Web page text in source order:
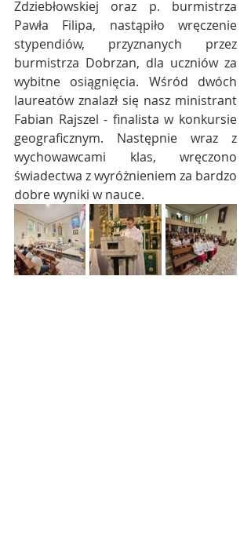
Zdziebłowskiej oraz p. burmistrza
Pawła Filipa, nastąpiło wręczenie
stypendiów, przyznanych przez
burmistrza Dobrzan, dla uczniów za
wybitne osiągnięcia. Wśród dwóch
laureatów znalazł się nasz ministrant
Fabian Rajszel - finalista w konkursie
geograficznym. Następnie wraz z
wychowawcami klas, wręczono
świadectwa z wyróżnieniem za bardzo
dobre wyniki w nauce.